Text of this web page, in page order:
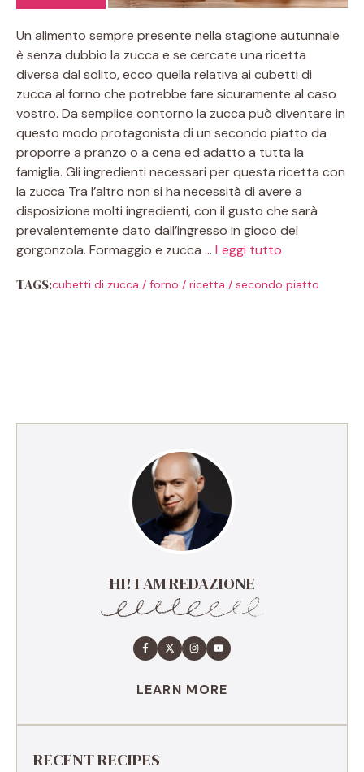
Un alimento sempre presente nella stagione autunnale
è senza dubbio la zucca e se cercate una ricetta
diversa dal solito, ecco quella relativa ai cubetti di
zucca al forno che potrebbe fare sicuramente al caso
vostro. Da semplice contorno la zucca può diventare in
questo modo protagonista di un secondo piatto da
proporre a pranzo o a cena ed adatto a tutta la
famiglia. Gli ingredienti necessari per questa ricetta con
la zucca Tra l’altro non si ha necessità di avere a
disposizione molti ingredienti, con il gusto che sarà
prevalentemente dato dall’ingresso in gioco del
gorgonzola. Formaggio e zucca … Leggi tutto
TAGS:cubetti di zucca / forno / ricetta / secondo piatto
HI! I AM REDAZIONE
LEARN MORE
RECENT RECIPES